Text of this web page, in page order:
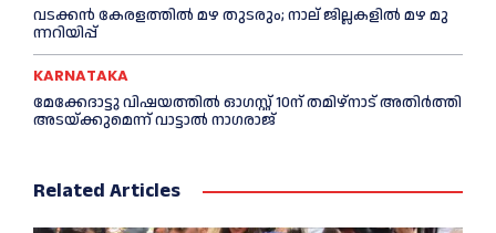
വ​ട​ക്ക​ൻ കേരളത്തില്‍ മഴ തുടരും; നാ​ല് ജി​ല്ല​ക​ളി​ൽ മ​ഴ മു​
ന്ന​റി​യി​പ്പ്
KARNATAKA
മേക്കേദാട്ടു വിഷയത്തിൽ ഓഗസ്റ്റ് 10ന് തമിഴ്നാട് അതിർത്തി
അടയ്ക്കുമെന്ന് വാട്ടാൽ നാഗരാജ്
Related Articles